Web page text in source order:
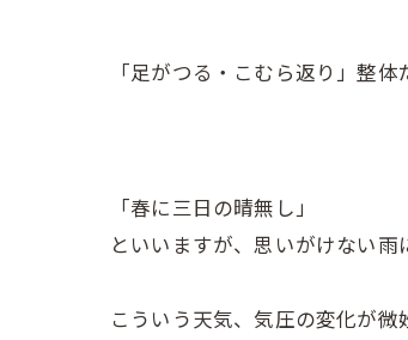
「足がつる・こむら返り」整
「春に三日の晴無し」
といいますが、思いがけない雨
こういう天気、気圧の変化が微